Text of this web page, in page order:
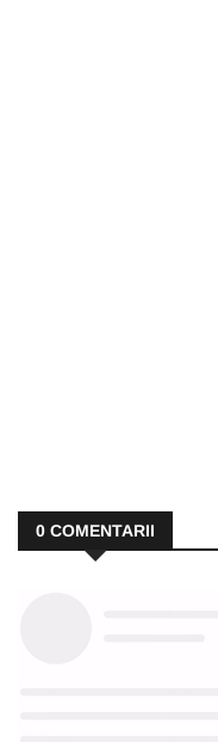
0 COMENTARII